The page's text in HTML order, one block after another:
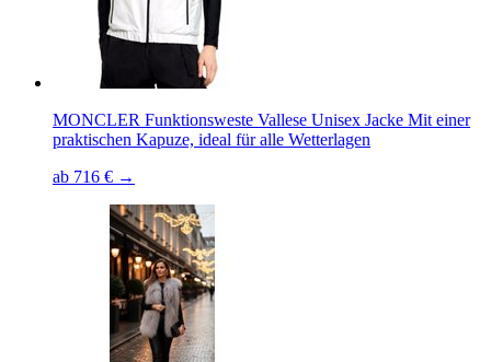
MONCLER Funktionsweste Vallese Unisex Jacke Mit einer
praktischen Kapuze, ideal für alle Wetterlagen
ab 716 € →